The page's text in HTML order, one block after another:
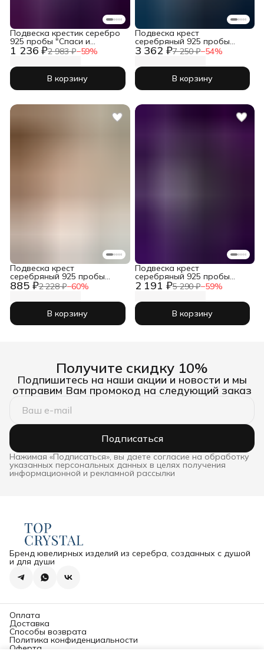
1 236 ₽2 983 ₽−59%
Подвеска крестик серебро
925 пробы "Спаси и
Сохрани"
В корзину
3 362 ₽7 250 ₽−54%
Подвеска крест
серебряный 925 пробы
православный
В корзину
885 ₽2 228 ₽−60%
Подвеска крест
серебряный 925 пробы
православный
В корзину
2 191 ₽5 290 ₽−59%
Подвеска крест
серебряный 925 пробы
православный
В корзину
Получите скидку 10%
Подпишитесь на наши акции и новости и мы
отправим Вам промокод на следующий заказ
Подписаться
Нажимая «Подписаться», вы даете согласие на обработку
указанных персональных данных в целях получения
информационной и рекламной рассылки
Бренд ювелирных изделий из серебра, созданных с душой
и для души
Оплата
Доставка
Способы возврата
Политика конфиденциальности
Оферта